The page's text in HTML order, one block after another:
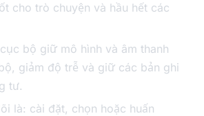
cho trò chuyện và hầu hết các
bộ giữ mô hình và âm thanh
giảm độ trễ và giữ các bản ghi
tư.
là: cài đặt, chọn hoặc huấn